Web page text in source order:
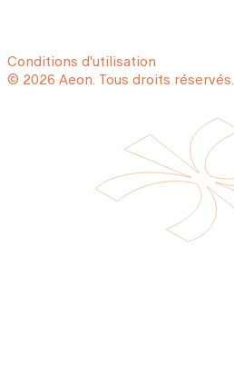
Conditions d'utilisation
© 2026 Aeon. Tous droits réservés.